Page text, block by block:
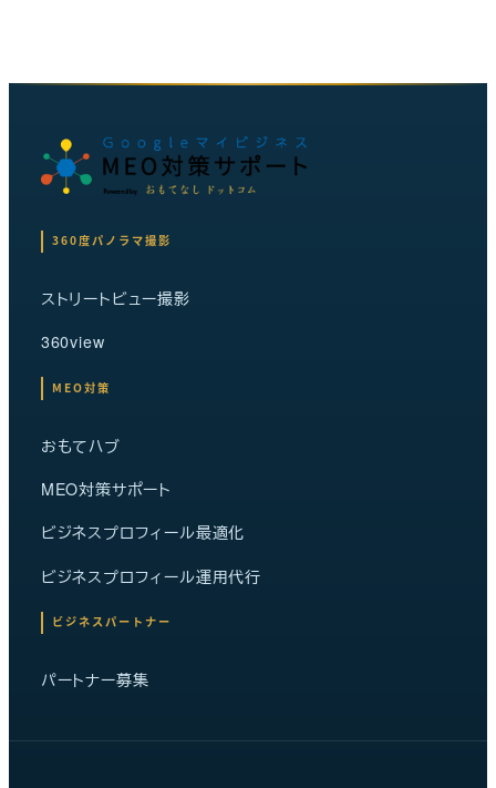
360度パノラマ撮影
ストリートビュー撮影
360view
MEO対策
おもてハブ
MEO対策サポート
ビジネスプロフィール最適化
ビジネスプロフィール運用代行
ビジネスパートナー
パートナー募集